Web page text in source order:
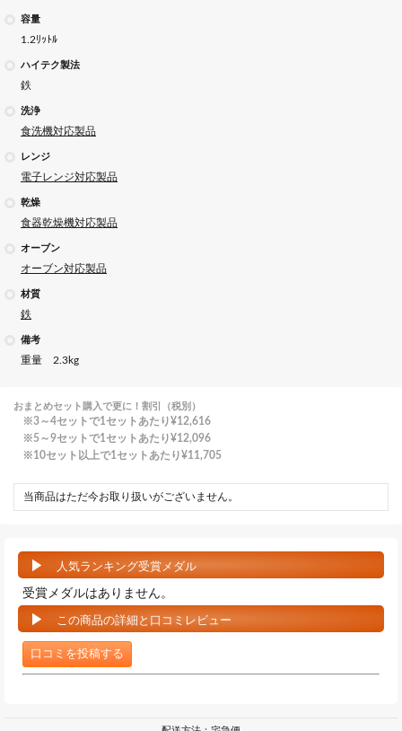
容量
1.2ﾘｯﾄﾙ
ハイテク製法
鉄
洗浄
食洗機対応製品
レンジ
電子レンジ対応製品
乾燥
食器乾燥機対応製品
オーブン
オーブン対応製品
材質
鉄
備考
重量 2.3kg
おまとめセット購入で更に！割引（税別）
3～4セットで1セットあたり¥12,616
5～9セットで1セットあたり¥12,096
10セット以上で1セットあたり¥11,705
当商品はただ今お取り扱いがございません。
人気ランキング受賞メダル
受賞メダルはありません。
この商品の詳細と口コミレビュー
口コミを投稿する